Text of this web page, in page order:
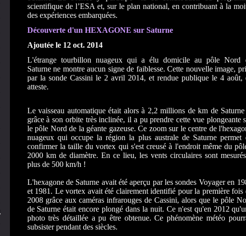
scientifique de l’ESA et, sur le plan national, en contribuant à la
des expériences embarquées.
Découverte d'un HEXAGONE sur Saturne
Ajoutée le 12 oct. 2014
L'étrange tourbillon nuageux qui a élu domicile au pôle Nord
Saturne ne montre aucun signe de faiblesse. Cette nouvelle image,
par la sonde Cassini le 2 avril 2014, et rendue publique le 4 août,
atteste.
Le vaisseau automatique était alors à 2,2 millions de km de
grâce à son orbite très inclinée, il a pu prendre cette vue plongeante
le pôle Nord de la géante gazeuse. Ce zoom sur le centre de
nuageux qui occupe la région la plus australe de Saturne permet
confirmer la taille du vortex qui s'est creusé à l'endroit même du
2000 km de diamètre. En ce lieu, les vents circulaires sont
plus de 500 km/h !
L'hexagone de Saturne avait été aperçu par les sondes Voyager en
et 1981. Le vortex avait été clairement identifié pour la première fois
2008 grâce aux caméras infrarouges de Cassini, alors que le pôle
de Saturne était encore plongé dans la nuit. Ce n'est qu'en 2012
photo très détaillée a pu être obtenue. Ce phénomène météo
subsister pendant des siècles.